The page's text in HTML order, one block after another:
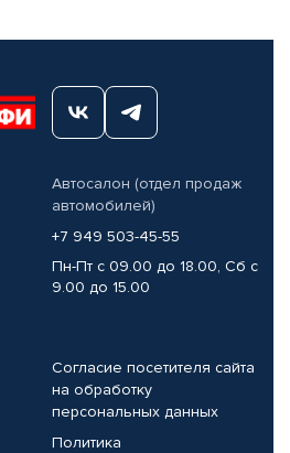
Автосалон (отдел продаж
автомобилей)
+7 949 503-45-55
Пн-Пт с 09.00 до 18.00, Сб с
9.00 до 15.00
Согласие посетителя сайта
на обработку
персональных данных
Политика